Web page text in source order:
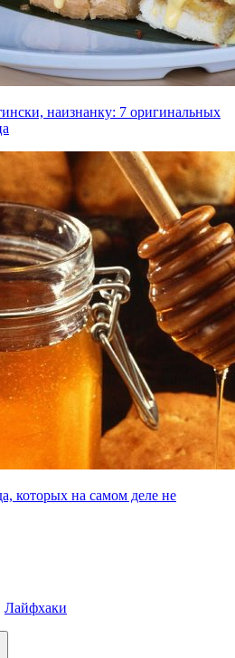
наизнанку: 7 оригинальных
которых на самом деле не
Лайфхаки